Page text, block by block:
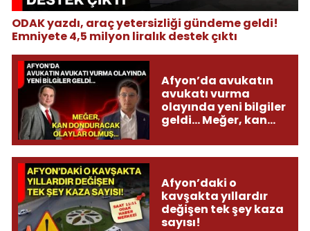
ODAK yazdı, araç yetersizliği gündeme geldi!
Emniyete 4,5 milyon liralık destek çıktı
Afyon’da avukatın
avukatı vurma
olayında yeni bilgiler
geldi... Meğer, kan
olmuş...
Afyon’daki o
kavşakta yıllardır
değişen tek şey kaza
sayısı!